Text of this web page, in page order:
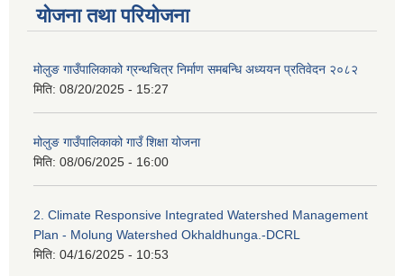
योजना तथा परियोजना
मोलुङ गाउँपालिकाको ग्रन्थचित्र निर्माण समबन्धि अध्ययन प्रतिवेदन २०८२
मिति: 08/20/2025 - 15:27
मोलुङ गाउँपालिकाको गाउँ शिक्षा योजना
मिति: 08/06/2025 - 16:00
2. Climate Responsive Integrated Watershed Management
Plan - Molung Watershed Okhaldhunga.-DCRL
मिति: 04/16/2025 - 10:53